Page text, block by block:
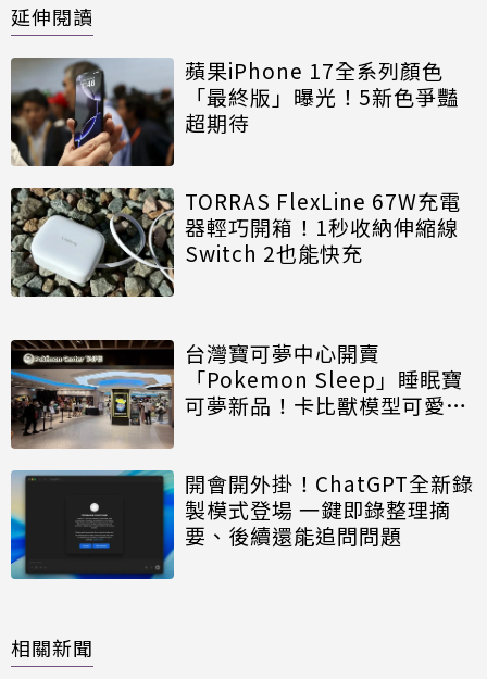
延伸閱讀
蘋果iPhone 17全系列顏色
「最終版」曝光！5新色爭豔
超期待
TORRAS FlexLine 67W充電
器輕巧開箱！1秒收納伸縮線
Switch 2也能快充
台灣寶可夢中心開賣
「Pokemon Sleep」睡眠寶
可夢新品！卡比獸模型可愛必
開會開外掛！ChatGPT全新錄
製模式登場 一鍵即錄整理摘
要、後續還能追問問題
相關新聞